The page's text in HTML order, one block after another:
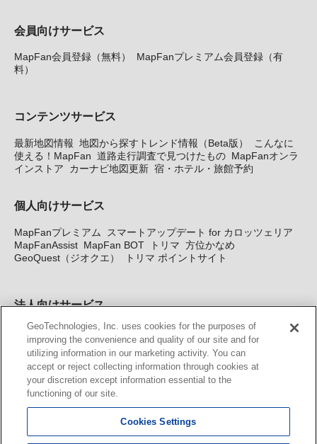
会員向けサービス
MapFan会員登録（無料）
MapFanプレミアム会員登録（有
料）
コンテンツサービス
最新地図情報 地図から探すトレンド情報（Beta版）
こんなに
使える！MapFan 道路走行調査で見つけたもの MapFanオンラ
インストア
カーナビ地図更新 宿・ホテル・旅館予約
個人向けサービス
MapFanプレミアム
スマートアップデート for カロッツェリア
MapFanAssist MapFan BOT トリマ 方位かなめ
GeoQuest（ジオクエ）
トリマ ポイントサイト
法人向けサービス
法人向け地図・位置情報サービス WEBサイト・システム向け地
図API Windows PC向け地図開発キット MapFan DB 住所確認
サービス
MAP WORLD+ トリマ広告 Geo-Research
カーナビ地図更新サービス
MapFan スマートメンバーズ
GeoTechnologies, Inc. uses cookies for the purposes of
improving the convenience and quality of our site and for
utilizing information in our marketing activity. You can
accept or reject collecting information through cookies at
your discretion except information essential to the
functioning of our site.
Cookies Settings